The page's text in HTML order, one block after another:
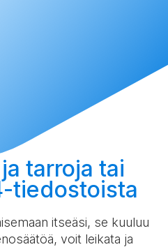
tarroja tai
tiedostoista
itseäsi, se kuuluu
voit leikata ja